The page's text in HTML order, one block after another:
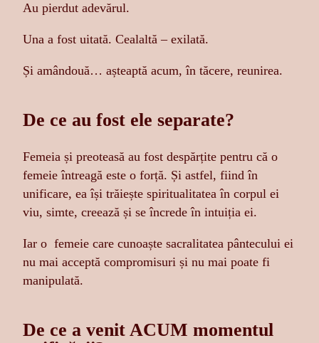
Au pierdut adevărul.
Una a fost uitată. Cealaltă – exilată.
Și amândouă… așteaptă acum, în tăcere, reunirea.
De ce au fost ele separate?
Femeia și preoteasă au fost despărțite pentru că o
femeie întreagă este o forță. Și astfel, fiind în
unificare, ea își trăiește spiritualitatea în corpul ei
viu, simte, creează și se încrede în intuiția ei.
Iar o femeie care cunoaște sacralitatea pântecului ei
nu mai acceptă compromisuri și nu mai poate fi
manipulată.
De ce a venit ACUM momentul